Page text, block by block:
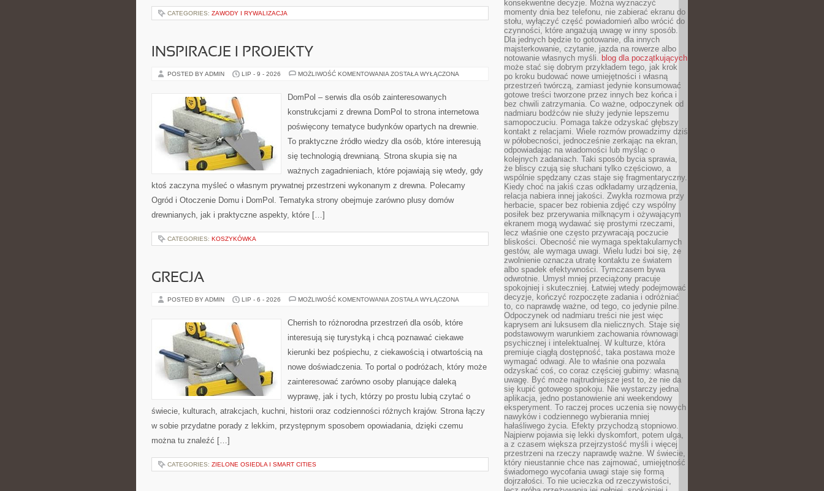
CATEGORIES: ZAWODY I RYWALIZACJA
INSPIRACJE I PROJEKTY
POSTED BY ADMIN LIP - 9 - 2026 MOŻLIWOŚĆ KOMENTOWANIA INSPIRACJE
ZOSTAŁA WYŁĄCZONA
DomPol – serwis dla osób zainteresowanych
konstrukcjami z drewna DomPol to strona internetowa
poświęcony tematyce budynków opartych na drewnie.
To praktyczne źródło wiedzy dla osób, które interesują
się technologią drewnianą. Strona skupia się na
ważnych zagadnieniach, które pojawiają się wtedy, gdy
ktoś zaczyna myśleć o własnym prywatnej przestrzeni wykonanym z drewna. Polecamy
Ogród i Otoczenie Domu i DomPol. Tematyka strony obejmuje zarówno plusy domów
drewnianych, jak i praktyczne aspekty, które […]
CATEGORIES: KOSZYKÓWKA
GRECJA
POSTED BY ADMIN LIP - 6 - 2026 MOŻLIWOŚĆ KOMENTOWANIA GRECJA
ZOSTAŁA WYŁĄCZONA
Cherrish to różnorodna przestrzeń dla osób, które
interesują się turystyką i chcą poznawać ciekawe
kierunki bez pośpiechu, z ciekawością i otwartością na
nowe doświadczenia. To portal o podróżach, który może
zainteresować zarówno osoby planujące daleką
wyprawę, jak i tych, którzy po prostu lubią czytać o
świecie, kulturach, atrakcjach, kuchni, historii oraz codzienności różnych krajów. Strona łączy
w sobie przydatne porady z lekkim, przystępnym sposobem opowiadania, dzięki czemu
można tu znaleźć […]
CATEGORIES: ZIELONE OSIEDLA I SMART CITIES
konsekwentne decyzje. Można wyznaczyć
momenty dnia bez telefonu, nie zabierać ekranu do
stołu, wyłączyć część powiadomień albo wrócić do
czynności, które angażują uwagę w inny sposób.
Dla jednych będzie to gotowanie, dla innych
majsterkowanie, czytanie, jazda na rowerze albo
notowanie własnych myśli. blog dla początkujących
może stać się dobrym przykładem tego, jak krok
po kroku budować nowe umiejętności i własną
przestrzeń twórczą, zamiast jedynie konsumować
gotowe treści tworzone przez innych bez końca i
bez chwili zatrzymania. Co ważne, odpoczynek od
nadmiaru bodźców nie służy jedynie lepszemu
samopoczuciu. Pomaga także odzyskać głębszy
kontakt z relacjami. Wiele rozmów prowadzimy dziś
w półobecności, jednocześnie zerkając na ekran,
odpowiadając na wiadomości lub myśląc o
kolejnych zadaniach. Taki sposób bycia sprawia,
że bliscy czują się słuchani tylko częściowo, a
wspólnie spędzany czas staje się fragmentaryczny.
Kiedy choć na jakiś czas odkładamy urządzenia,
relacja nabiera innej jakości. Zwykła rozmowa przy
herbacie, spacer bez robienia zdjęć czy wspólny
posiłek bez przerywania milknącym i ożywającym
ekranem mogą wydawać się prostymi rzeczami,
lecz właśnie one często przywracają poczucie
bliskości. Obecność nie wymaga spektakularnych
gestów, ale wymaga uwagi. Wielu ludzi boi się, że
zwolnienie oznacza utratę kontaktu ze światem
albo spadek efektywności. Tymczasem bywa
odwrotnie. Umysł mniej przeciążony pracuje
spokojniej i skuteczniej. Łatwiej wtedy podejmować
decyzje, kończyć rozpoczęte zadania i odróżniać
to, co naprawdę ważne, od tego, co jedynie pilne.
Odpoczynek od nadmiaru treści nie jest więc
kaprysem ani luksusem dla nielicznych. Staje się
podstawowym warunkiem zachowania równowagi
psychicznej i intelektualnej. W kulturze, która
premiuje ciągłą dostępność, taka postawa może
wymagać odwagi. Ale to właśnie ona pozwala
odzyskać coś, co coraz częściej gubimy: własną
uwagę. Być może najtrudniejsze jest to, że nie da
się kupić gotowego spokoju. Nie wystarczy jedna
aplikacja, jedno postanowienie ani weekendowy
eksperyment. To raczej proces uczenia się nowych
nawyków i codziennego wybierania mniej
hałaśliwego życia. Efekty przychodzą stopniowo.
Najpierw pojawia się lekki dyskomfort, potem ulga,
a z czasem większa przejrzystość myśli i więcej
przestrzeni na rzeczy naprawdę ważne. W świecie,
który nieustannie chce nas zajmować, umiejętność
świadomego wycofania uwagi staje się formą
dojrzałości. To nie ucieczka od rzeczywistości,